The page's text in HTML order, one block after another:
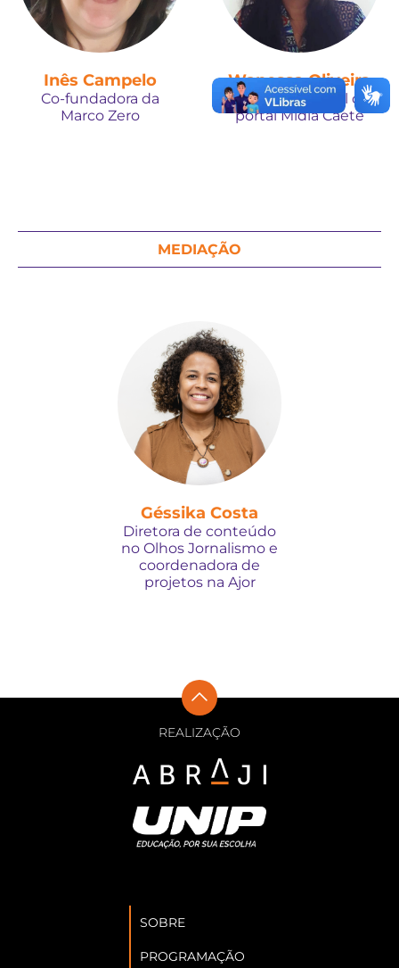
Inês Campelo
Co-fundadora da
Marco Zero
Wanessa Oliveira
Gerente editorial do
portal Mídia Caeté
MEDIAÇÃO
Géssika Costa
Diretora de conteúdo
no Olhos Jornalismo e
coordenadora de
projetos na Ajor
REALIZAÇÃO
SOBRE
PROGRAMAÇÃO